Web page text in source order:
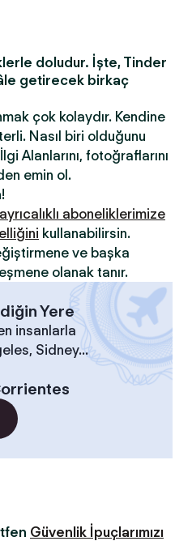
doludur. İşte, Tinder
getirecek birkaç
çok kolaydır. Kendine
Nasıl biri olduğunu
Alanlarını, fotoğraflarını
emin ol.
ayrıcalıklı aboneliklerimize
kullanabilirsin.
ve başka
olanak tanır.
Yere
insanlarla
Sidney...
Güvenlik İpuçlarımızı